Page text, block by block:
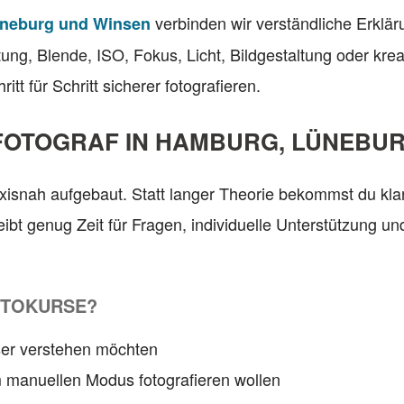
und Winsen verbinden wir verständliche
Blende, ISO, Fokus, Licht, Bildgestaltung oder
für Schritt sicherer fotografieren.
IN HAMBURG,
aufgebaut. Statt langer Theorie bekommst du
genug Zeit für Fragen, individuelle Unterstützung
verstehen möchten
Modus fotografieren wollen